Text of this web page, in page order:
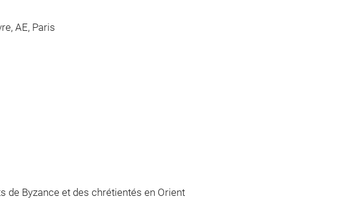
AE, Paris
de Byzance et des chrétientés en Orient